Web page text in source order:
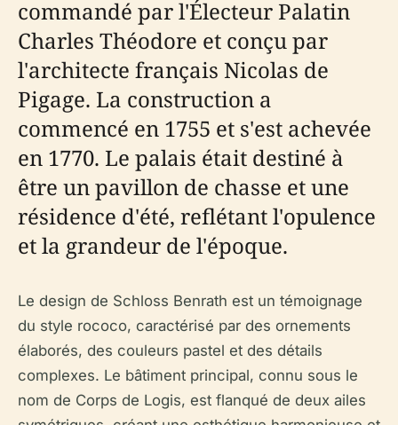
commandé par l'Électeur Palatin
Charles Théodore et conçu par
l'architecte français Nicolas de
Pigage. La construction a
commencé en 1755 et s'est achevée
en 1770. Le palais était destiné à
être un pavillon de chasse et une
résidence d'été, reflétant l'opulence
et la grandeur de l'époque.
Le design de Schloss Benrath est un témoignage
du style rococo, caractérisé par des ornements
élaborés, des couleurs pastel et des détails
complexes. Le bâtiment principal, connu sous le
nom de Corps de Logis, est flanqué de deux ailes